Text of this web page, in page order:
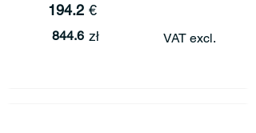
194.2 €
844.6 zł VAT excl.